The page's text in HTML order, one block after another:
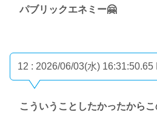
パブリックエネミー🤗
12 : 2026/06/03(水) 16:31:50.65
こういうことしたかったから